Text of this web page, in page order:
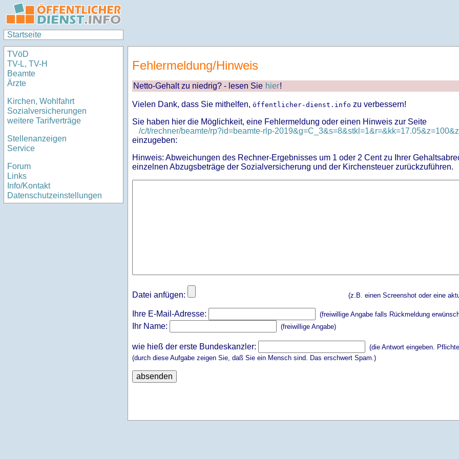
Startseite
TVöD
TV-L, TV-H
Beamte
Ärzte
Kirchen, Wohlfahrt
Sozialversicherungen
weitere Tarifverträge
Stellenanzeigen
Service
Forum
Links
Info/Kontakt
Datenschutzeinstellungen
Fehlermeldung/Hinweis
Netto-Gehalt zu niedrig? - lesen Sie hier!
Vielen Dank, dass Sie mithelfen, öffentlicher-dienst.info zu verbessern!
Sie haben hier die Möglichkeit, eine Fehlermeldung oder einen Hinweis zur Seite
/c/t/rechner/beamte/rp?id=beamte-rlp-
einzugeben:
Hinweis: Abweichungen des Rechner-Ergebnisses um 1 oder 2 Cent zu Ihrer
einzelnen Abzugsbeträge der Sozialversicherung und der Kirchensteuer zurückzuführen.
Datei anfügen: (z.B. einen Screenshot oder eine
Ihre E-Mail-Adresse: (freiwillige Angabe falls Rückmeldung
Ihr Name: (freiwillige Angabe)
wie hieß der erste Bundeskanzler:
(die Antwort eingeben.
(durch diese Aufgabe zeigen Sie, daß Sie ein Mensch sind. Das erschwert Spam.)